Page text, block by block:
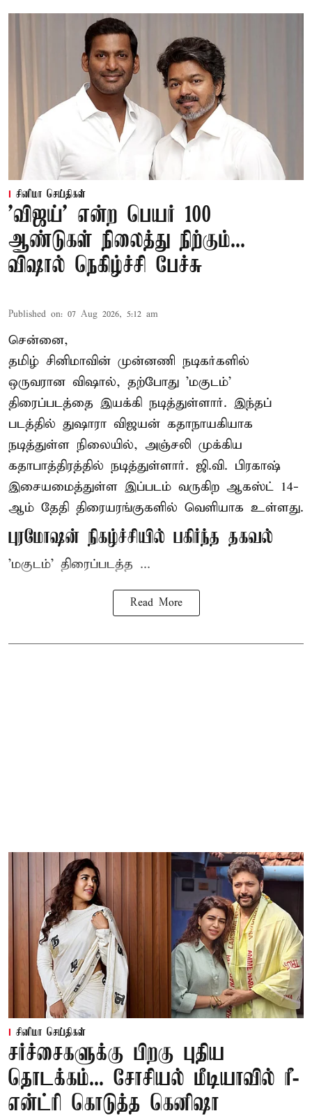
சினிமா செய்திகள்
'விஜய்' என்ற பெயர் 100
ஆண்டுகள் நிலைத்து நிற்கும்...
விஷால் நெகிழ்ச்சி பேச்சு
Published on: 07 Aug 2026, 5:12 am
சென்னை,
தமிழ் சினிமாவின் முன்னணி நடிகர்களில்
ஒருவரான விஷால், தற்போது 'மகுடம்'
திரைப்படத்தை இயக்கி நடித்துள்ளார். இந்தப்
படத்தில் துஷாரா விஜயன் கதாநாயகியாக
நடித்துள்ள நிலையில், அஞ்சலி முக்கிய
கதாபாத்திரத்தில் நடித்துள்ளார். ஜி.வி. பிரகாஷ்
இசையமைத்துள்ள இப்படம் வருகிற ஆகஸ்ட் 14-
ஆம் தேதி திரையரங்குகளில் வெளியாக உள்ளது.
புரமோஷன் நிகழ்ச்சியில் பகிர்ந்த தகவல்
'மகுடம்' திரைப்படத்த ...
Read More
சினிமா செய்திகள்
சர்ச்சைகளுக்கு பிறகு புதிய
தொடக்கம்... சோசியல் மீடியாவில் ரீ-
என்ட்ரி கொடுத்த கெனிஷா